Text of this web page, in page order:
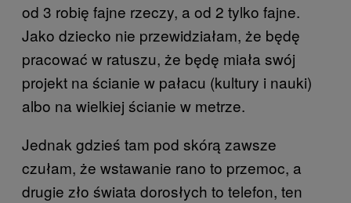
od 3 robię fajne rzeczy, a od 2 tylko fajne.
Jako dziecko nie przewidziałam, że będę
pracować w ratuszu, że będę miała swój
projekt na ścianie w pałacu (kultury i nauki)
albo na wielkiej ścianie w metrze.
Jednak gdzieś tam pod skórą zawsze
czułam, że wstawanie rano to przemoc, a
drugie zło świata dorosłych to telefon, ten